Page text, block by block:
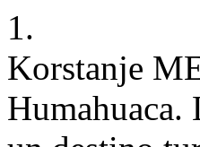
1.
Korstanje